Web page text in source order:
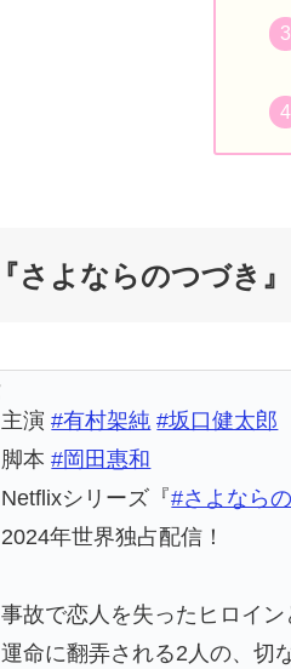
『さよならのつづき
主演#有村架純 #坂口健太郎
脚本#岡田惠和
Netflixシリーズ『#さよなら
2024年世界独占配信！
事故で恋人を失ったヒロイン
運命に翻弄される2人の、切